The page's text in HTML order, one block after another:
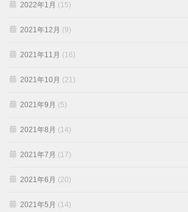
2022年1月 (15)
2021年12月 (9)
2021年11月 (16)
2021年10月 (21)
2021年9月 (5)
2021年8月 (14)
2021年7月 (17)
2021年6月 (20)
2021年5月 (14)